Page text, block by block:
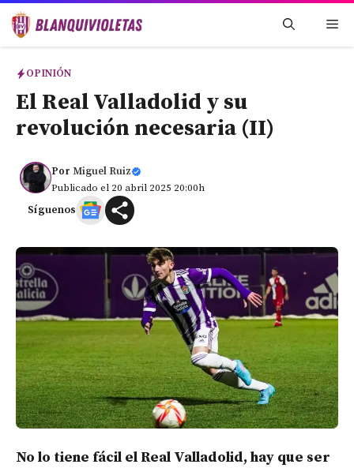
Saltar
OPINIÓN
El Real Valladolid y su
revolución necesaria (II)
Por Miguel Ruiz
Publicado el 20 abril 2025 20:00h
Síguenos
No lo tiene fácil el Real Valladolid, hay que ser